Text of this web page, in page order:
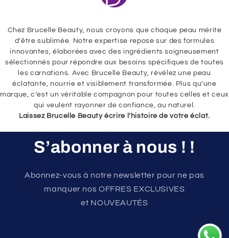
Chez Brucelle Beauty, nous croyons que chaque peau mérite
d’être sublimée. Notre expertise repose sur des formules
innovantes, élaborées avec des ingrédients soigneusement
sélectionnés pour répondre aux besoins spécifiques de toutes
les carnations. Avec Brucelle Beauty, révélez une peau
éclatante, nourrie et visiblement transformée. Plus qu’une
marque, c’est un véritable compagnon pour toutes celles et ceux
qui veulent rayonner de confiance, au naturel.
Laissez Brucelle Beauty écrire l’histoire de votre éclat.
S’abonner à nous ! !
Abonnez-vous à notre newsletter pour ne pas
manquer nos OFFRES EXCLUSIVES
et NOUVEAUTÉS